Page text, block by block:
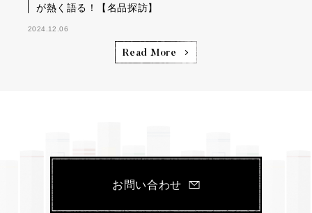
が熱く語る！【名品探訪】
2024.12.06
Read More
お問い合わせ